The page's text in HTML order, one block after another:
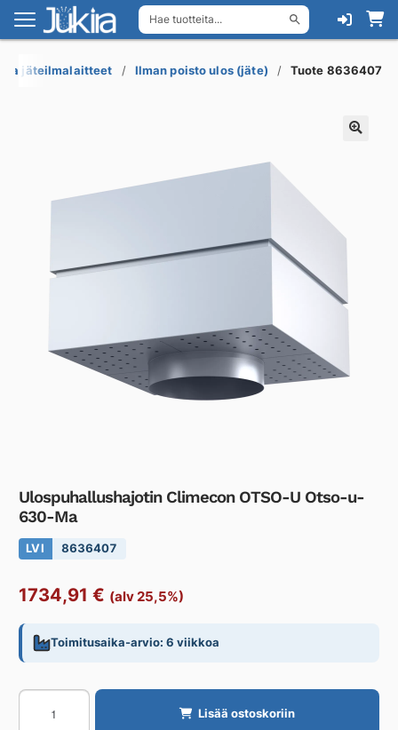
Hae tuotteita...
Siirry
navigointiin
Siirry
sisältöön
ja jäteilmalaitteet Ilman poisto ulos (jäte) Tuote 8636407
Ulospuhallushajotin Climecon OTSO-U Otso-u-
630-Ma
LVI 8636407
1734,91 € (alv 25,5%)
Toimitusaika-arvio: 6 viikkoa
Ulospuhallushajotin
Climecon
Lisää ostoskoriin